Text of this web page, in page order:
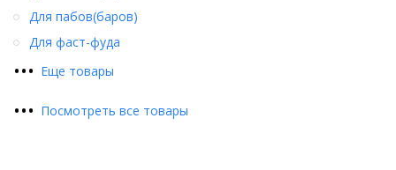
••• Еще товары
Для пабов(баров)
Для фаст-фуда
••• Посмотреть все товары